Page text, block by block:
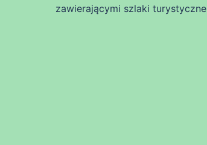
zawierającymi szlaki turystyczne